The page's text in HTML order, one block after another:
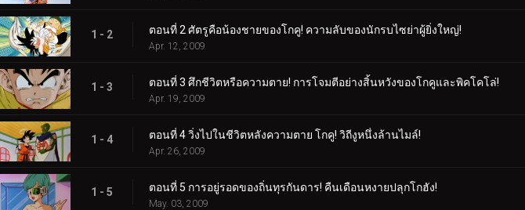
1 - 2 ตอนที่ 2 ศัตรูคือน้องชายของโกคู! ความลับของนักรบไซย่าผู้ยิ่งใหญ่!
Apr. 12, 2009
1 - 3 ตอนที่ 3 ศึกชีวิตหรือความตาย! การโจมตีอย่างสิ้นหวังของโกคูและพิคโคโล่!
Apr. 19, 2009
1 - 4 ตอนที่ 4 วิ่งไปในชีวิตหลังความตาย โกคู! วิถีงูหนึ่งล้านไมล์!
Apr. 26, 2009
1 - 5 ตอนที่ 5 การอยู่รอดของถิ่นทุรกันดาร! คืนเดือนหงายปลุกโกฮัง!
May. 03, 2009